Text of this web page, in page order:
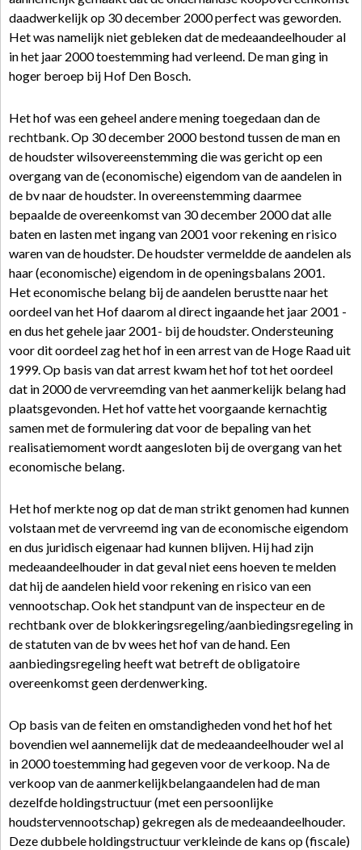
daadwerkelijk op 30 december 2000 perfect was geworden.
Het was namelijk niet gebleken dat de medeaandeelhouder al
in het jaar 2000 toestemming had verleend. De man ging in
hoger beroep bij Hof Den Bosch.
Het hof was een geheel andere mening toegedaan dan de
rechtbank. Op 30 december 2000 bestond tussen de man en
de houdster wilsovereenstemming die was gericht op een
overgang van de (economische) eigendom van de aandelen in
de bv naar de houdster. In overeenstemming daarmee
bepaalde de overeenkomst van 30 december 2000 dat alle
baten en lasten met ingang van 2001 voor rekening en risico
waren van de houdster. De houdster vermeldde de aandelen als
haar (economische) eigendom in de openingsbalans 2001.
Het economische belang bij de aandelen berustte naar het
oordeel van het Hof daarom al direct ingaande het jaar 2001 -
en dus het gehele jaar 2001- bij de houdster. Ondersteuning
voor dit oordeel zag het hof in een arrest van de Hoge Raad uit
1999. Op basis van dat arrest kwam het hof tot het oordeel
dat in 2000 de vervreemding van het aanmerkelijk belang had
plaatsgevonden. Het hof vatte het voorgaande kernachtig
samen met de formulering dat voor de bepaling van het
realisatiemoment wordt aangesloten bij de overgang van het
economische belang.
Het hof merkte nog op dat de man strikt genomen had kunnen
volstaan met de vervreemd ing van de economische eigendom
en dus juridisch eigenaar had kunnen blijven. Hij had zijn
medeaandeelhouder in dat geval niet eens hoeven te melden
dat hij de aandelen hield voor rekening en risico van een
vennootschap. Ook het standpunt van de inspecteur en de
rechtbank over de blokkeringsregeling/aanbiedingsregeling in
de statuten van de bv wees het hof van de hand. Een
aanbiedingsregeling heeft wat betreft de obligatoire
overeenkomst geen derdenwerking.
Op basis van de feiten en omstandigheden vond het hof het
bovendien wel aannemelijk dat de medeaandeelhouder wel al
in 2000 toestemming had gegeven voor de verkoop. Na de
verkoop van de aanmerkelijkbelangaandelen had de man
dezelfde holdingstructuur (met een persoonlijke
houdstervennootschap) gekregen als de medeaandeelhouder.
Deze dubbele holdingstructuur verkleinde de kans op (fiscale)